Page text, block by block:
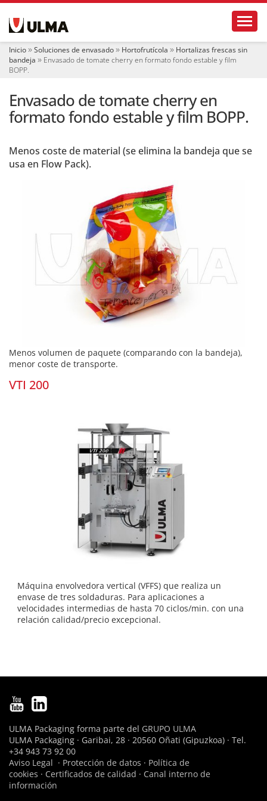
e Inicio Soluciones de envasado Hortofrutícola
Hortalizas frescas sin
bandeja
Envasado de tomate cherry en formato fondo estable y film
BOPP.
Envasado de tomate cherry en
formato fondo estable y film BOPP.
Menos coste de material (se elimina la bandeja que se
usa en Flow Pack).
Menos volumen de paquete (comparando con la bandeja),
menor coste de transporte.
VTI 200
Máquina envolvedora vertical (VFFS) que realiza un
envase de tres soldaduras. Para aplicaciones a
velocidades intermedias de hasta 70 ciclos/min. con una
relación calidad/precio excepcional.
ULMA Packaging forma parte del GRUPO ULMA
ULMA Packaging · Garibai, 28 · 20560 Oñati (Gipuzkoa) · Tel.
+34 943 73 92 00
Aviso Legal · Protección de datos · Política de
cookies · Certificados de calidad · Canal interno de
información